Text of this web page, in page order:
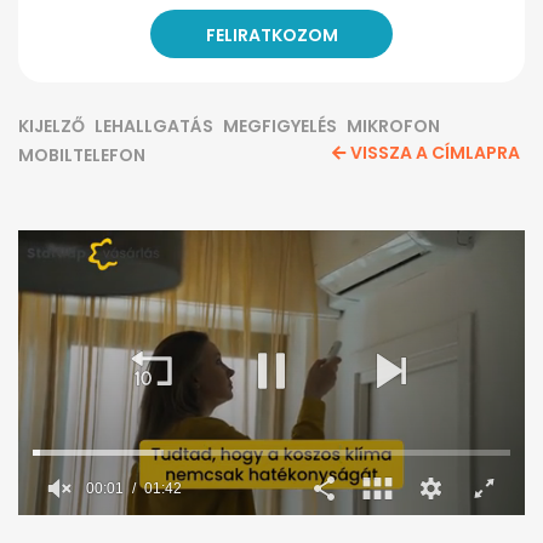
KIJELZŐ LEHALLGATÁS MEGFIGYELÉS MIKROFON
MOBILTELEFON
VISSZA A CÍMLAPRA